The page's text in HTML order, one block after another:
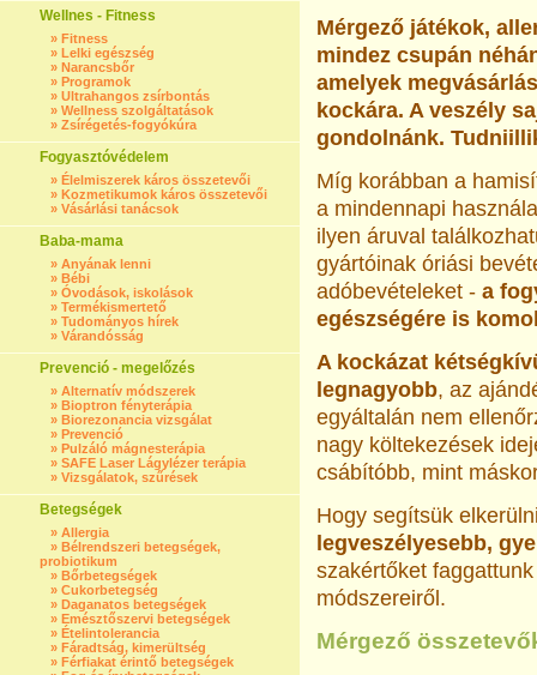
Wellnes - Fitness
» Fitness
» Lelki egészség
» Narancsbőr
» Programok
» Ultrahangos zsírbontás
» Wellness szolgáltatások
» Zsírégetés-fogyókúra
Fogyasztóvédelem
» Élelmiszerek káros összetevői
» Kozmetikumok káros összetevői
» Vásárlási tanácsok
Baba-mama
» Anyának lenni
» Bébi
» Óvodások, iskolások
» Termékismertető
» Tudományos hírek
» Várandósság
Prevenció - megelőzés
» Alternatív módszerek
» Bioptron fényterápia
» Biorezonancia vizsgálat
» Prevenció
» Pulzáló mágnesterápia
» SAFE Laser Lágylézer terápia
» Vizsgálatok, szűrések
Betegségek
» Allergia
» Bélrendszeri betegségek,
probiotikum
» Bőrbetegségek
» Cukorbetegség
» Daganatos betegségek
» Emésztőszervi betegségek
» Ételintolerancia
» Fáradtság, kimerültség
» Férfiakat érintő betegségek
Mérgező játékok,
mindez csupán
amelyek
kockára. A veszély
gondolnánk.
Míg korábban a
a mindennapi
ilyen áruval
gyártóinak óriási
adóbevételeket - a
egészségére is
A kockázat
legnagyobb, az
egyáltalán nem
nagy költekezések
csábítóbb, mint
Hogy segítsük
legveszélyesebb,
szakértőket
módszereiről.
Mérgező